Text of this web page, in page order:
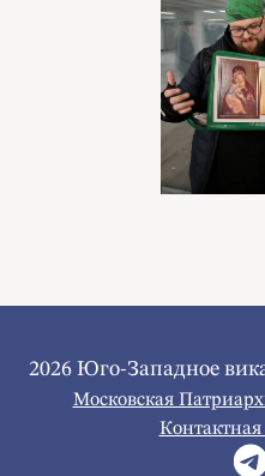
2026 Юго-Западное
Московская